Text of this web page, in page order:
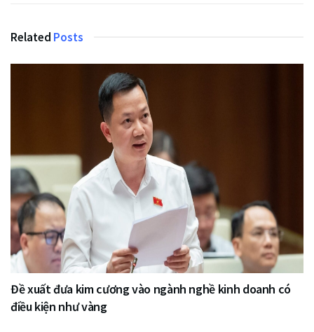
Related Posts
Đề xuất đưa kim cương vào ngành nghề kinh doanh có
điều kiện như vàng